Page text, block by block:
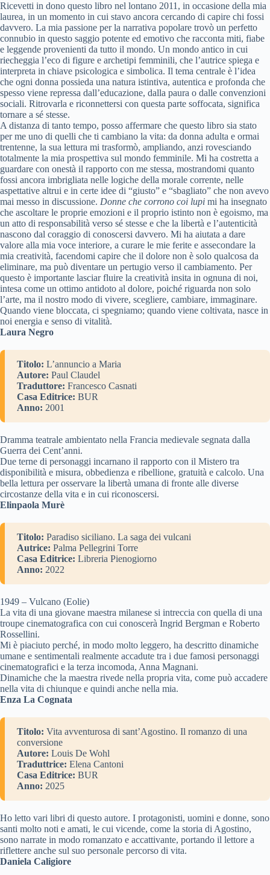
Ricevetti in dono questo libro nel lontano 2011, in occasione della mia
laurea, in un momento in cui stavo ancora cercando di capire chi fossi
davvero. La mia passione per la narrativa popolare trovò un perfetto
connubio in questo saggio potente ed emotivo che racconta miti, fiabe
e leggende provenienti da tutto il mondo. Un mondo antico in cui
riecheggia l’eco di figure e archetipi femminili, che l’autrice spiega e
interpreta in chiave psicologica e simbolica. Il tema centrale è l’idea
che ogni donna possieda una natura istintiva, autentica e profonda che
spesso viene repressa dall’educazione, dalla paura o dalle convenzioni
sociali. Ritrovarla e riconnettersi con questa parte soffocata, significa
tornare a sé stesse.
A distanza di tanto tempo, posso affermare che questo libro sia stato
per me uno di quelli che ti cambiano la vita: da donna adulta e ormai
trentenne, la sua lettura mi trasformò, ampliando, anzi rovesciando
totalmente la mia prospettiva sul mondo femminile. Mi ha costretta a
guardare con onestà il rapporto con me stessa, mostrandomi quanto
fossi ancora imbrigliata nelle logiche della morale corrente, nelle
aspettative altrui e in certe idee di “giusto” e “sbagliato” che non avevo
mai messo in discussione. Donne che corrono coi lupi mi ha insegnato
che ascoltare le proprie emozioni e il proprio istinto non è egoismo, ma
un atto di responsabilità verso sé stesse e che la libertà e l’autenticità
nascono dal coraggio di conoscersi davvero. Mi ha aiutata a dare
valore alla mia voce interiore, a curare le mie ferite e assecondare la
mia creatività, facendomi capire che il dolore non è solo qualcosa da
eliminare, ma può diventare un pertugio verso il cambiamento. Per
questo è importante lasciar fluire la creatività insita in ognuna di noi,
intesa come un ottimo antidoto al dolore, poiché riguarda non solo
l’arte, ma il nostro modo di vivere, scegliere, cambiare, immaginare.
Quando viene bloccata, ci spegniamo; quando viene coltivata, nasce in
noi energia e senso di vitalità.
Laura Negro
Titolo: L’annuncio a Maria
Autore: Paul Claudel
Traduttore: Francesco Casnati
Casa Editrice: BUR
Anno: 2001
Dramma teatrale ambientato nella Francia medievale segnata dalla
Guerra dei Cent’anni.
Due terne di personaggi incarnano il rapporto con il Mistero tra
disponibilità e misura, obbedienza e ribellione, gratuità e calcolo. Una
bella lettura per osservare la libertà umana di fronte alle diverse
circostanze della vita e in cui riconoscersi.
Elinpaola Murè
Titolo: Paradiso siciliano. La saga dei vulcani
Autrice: Palma Pellegrini Torre
Casa Editrice: Libreria Pienogiorno
Anno: 2022
1949 – Vulcano (Eolie)
La vita di una giovane maestra milanese si intreccia con quella di una
troupe cinematografica con cui conoscerà Ingrid Bergman e Roberto
Rossellini.
Mi è piaciuto perché, in modo molto leggero, ha descritto dinamiche
umane e sentimentali realmente accadute tra i due famosi personaggi
cinematografici e la terza incomoda, Anna Magnani.
Dinamiche che la maestra rivede nella propria vita, come può accadere
nella vita di chiunque e quindi anche nella mia.
Enza La Cognata
Titolo: Vita avventurosa di sant’Agostino. Il romanzo di una
conversione
Autore: Louis De Wohl
Traduttrice: Elena Cantoni
Casa Editrice: BUR
Anno: 2025
Ho letto vari libri di questo autore. I protagonisti, uomini e donne, sono
santi molto noti e amati, le cui vicende, come la storia di Agostino,
sono narrate in modo romanzato e accattivante, portando il lettore a
riflettere anche sul suo personale percorso di vita.
Daniela Caligiore